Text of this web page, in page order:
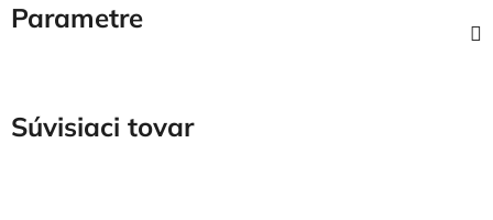
Parametre
Súvisiaci tovar